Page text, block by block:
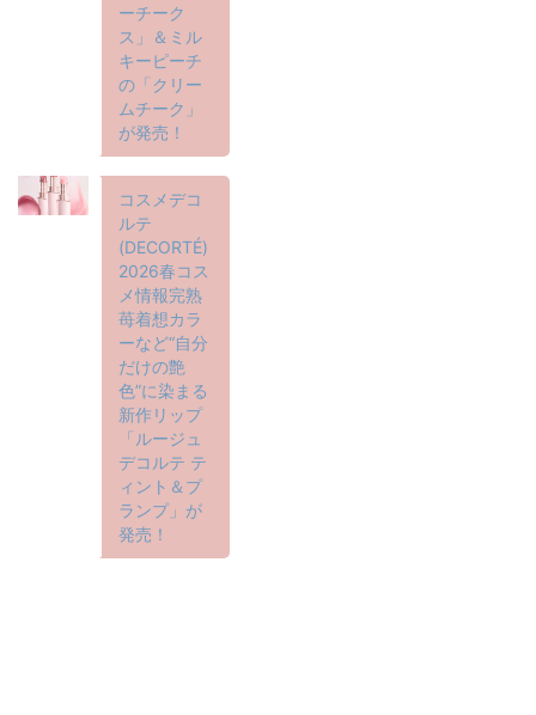
ーチーク
ス」＆ミル
キーピーチ
の「クリー
ムチーク」
が発売！
コスメデコ
ルテ
(DECORTÉ)
2026春コス
メ情報完熟
苺着想カラ
ーなど“自分
だけの艶
色”に染まる
新作リップ
「ルージュ
デコルテ テ
ィント＆プ
ランプ」が
発売！